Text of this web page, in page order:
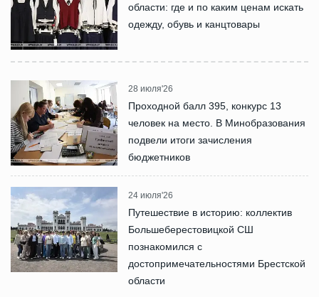
области: где и по каким ценам искать
одежду, обувь и канцтовары
28 июля'26
Проходной балл 395, конкурс 13
человек на место. В Минобразования
подвели итоги зачисления
бюджетников
24 июля'26
Путешествие в историю: коллектив
Большеберестовицкой СШ
познакомился с
достопримечательностями Брестской
области